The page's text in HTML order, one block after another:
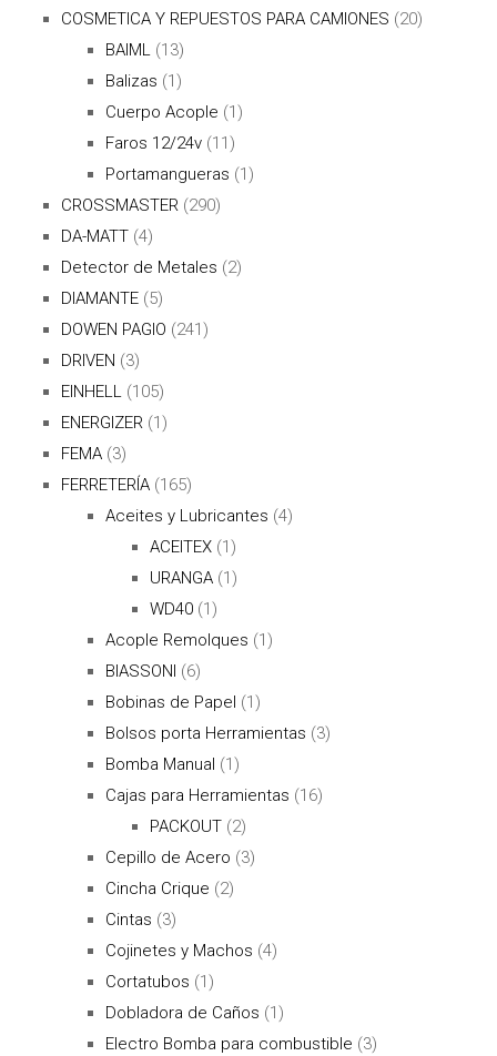
COSMETICA Y REPUESTOS PARA CAMIONES (20)
BAIML (13)
Balizas (1)
Cuerpo Acople (1)
Faros 12/24v (11)
Portamangueras (1)
CROSSMASTER (290)
DA-MATT (4)
Detector de Metales (2)
DIAMANTE (5)
DOWEN PAGIO (241)
DRIVEN (3)
EINHELL (105)
ENERGIZER (1)
FEMA (3)
FERRETERÍA (165)
Aceites y Lubricantes (4)
ACEITEX (1)
URANGA (1)
WD40 (1)
Acople Remolques (1)
BIASSONI (6)
Bobinas de Papel (1)
Bolsos porta Herramientas (3)
Bomba Manual (1)
Cajas para Herramientas (16)
PACKOUT (2)
Cepillo de Acero (3)
Cincha Crique (2)
Cintas (3)
Cojinetes y Machos (4)
Cortatubos (1)
Dobladora de Caños (1)
Electro Bomba para combustible (3)